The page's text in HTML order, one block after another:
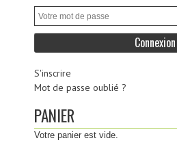
S'inscrire
Mot de passe oublié ?
PANIER
Votre panier est vide.